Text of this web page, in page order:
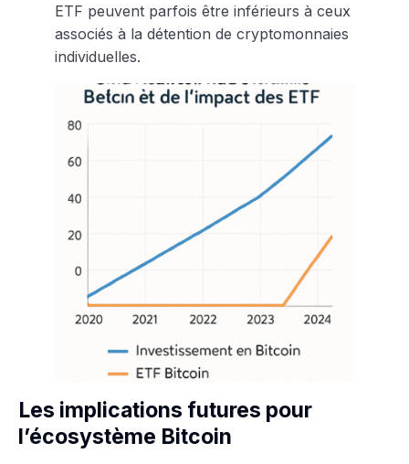
ETF peuvent parfois être inférieurs à ceux
associés à la détention de cryptomonnaies
individuelles.
Les implications futures pour
l’écosystème Bitcoin